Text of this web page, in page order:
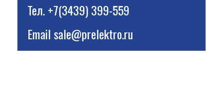
Тел.+7(3439) 399-559
Emailsale@prelektro.ru